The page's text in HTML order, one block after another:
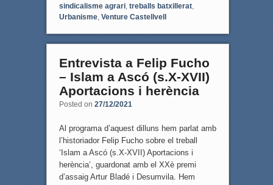
sindicalisme agrari, treballs batxillerat,
Urbanisme, Venture Castellvell
Entrevista a Felip Fucho
– Islam a Ascó (s.X-XVII)
Aportacions i herència
Posted on 27/12/2021
Al programa d’aquest dilluns hem parlat amb
l’historiador Felip Fucho sobre el treball
‘Islam a Ascó (s.X-XVII) Aportacions i
herència’, guardonat amb el XXè premi
d’assaig Artur Bladé i Desumvila. Hem